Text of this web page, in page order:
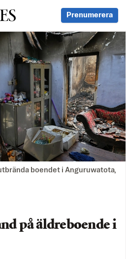
Prenumerera
boendet i Anguruwatota,
på äldreboende i